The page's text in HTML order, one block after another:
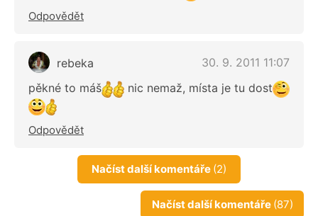
Odpovědět
rebeka
30. 9. 2011 11:07
pěkné to máš
nic nemaž, místa je tu dost
Odpovědět
Načíst další komentáře (2)
Načíst další komentáře (87)